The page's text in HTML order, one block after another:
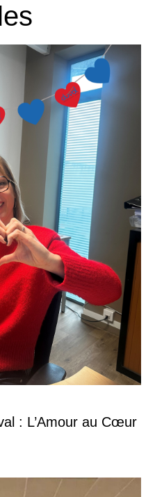
: L’Amour au Cœur